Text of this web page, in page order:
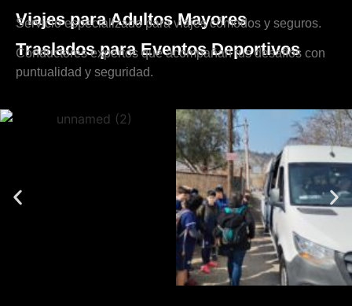
Viajes para Adultos Mayores
Servicio especializado para viajes cómodos y seguros.
Traslados para Eventos Deportivos
Conductores expertos que acompañan tus desafíos con
puntualidad y seguridad.